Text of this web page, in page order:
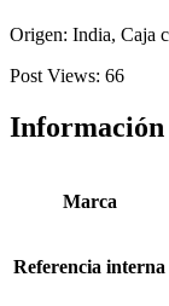
Origen: India, Caja
Post Views: 66
Información
Marca
Referencia interna